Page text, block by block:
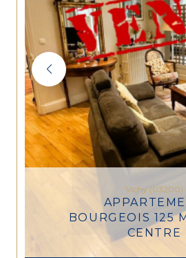
Vichy (03200)
BOURGEOIS 125
CENTRE